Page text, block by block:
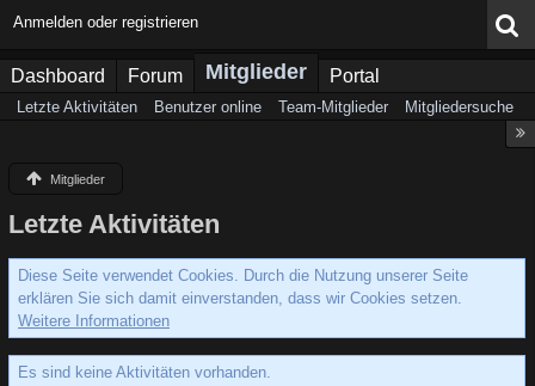
Anmelden oder registrieren
Dashboard Forum Mitglieder Portal
Letzte Aktivitäten Benutzer online Team-Mitglieder Mitgliedersuche
Mitglieder
Letzte Aktivitäten
Diese Seite verwendet Cookies. Durch die Nutzung unserer Seite
erklären Sie sich damit einverstanden, dass wir Cookies setzen.
Weitere Informationen
Es sind keine Aktivitäten vorhanden.